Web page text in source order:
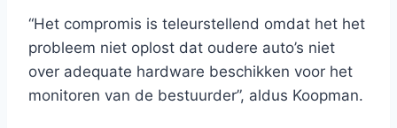
“Het compromis is teleurstellend omdat het het
probleem niet oplost dat oudere auto’s niet
over adequate hardware beschikken voor het
monitoren van de bestuurder”, aldus Koopman.